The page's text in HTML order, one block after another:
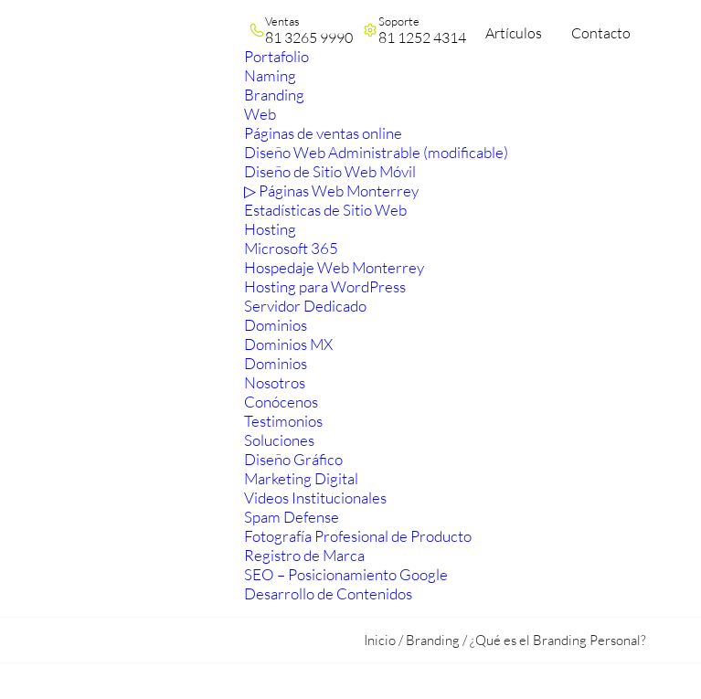
Ventas
81 3265 9990
Soporte
81 1252 4314 Artículos Contacto
Portafolio
Naming
Branding
Web
Páginas de ventas online
Diseño Web Administrable (modificable)
Diseño de Sitio Web Móvil
▷ Páginas Web Monterrey
Estadísticas de Sitio Web
Hosting
Microsoft 365
Hospedaje Web Monterrey
Hosting para WordPress
Servidor Dedicado
Dominios
Dominios MX
Dominios
Nosotros
Conócenos
Testimonios
Soluciones
Diseño Gráfico
Marketing Digital
Videos Institucionales
Spam Defense
Fotografía Profesional de Producto
Registro de Marca
SEO – Posicionamiento Google
Desarrollo de Contenidos
Inicio/Branding /¿Qué es el Branding Personal?